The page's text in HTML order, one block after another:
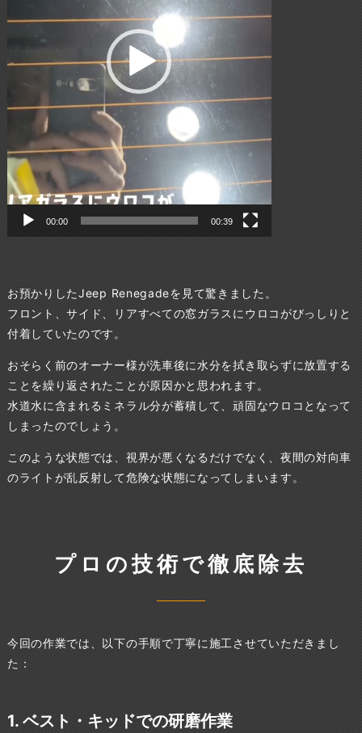
00:00 00:39
お預かりしたJeep Renegadeを見て驚きました。
フロント、サイド、リアすべての窓ガラスにウロコがびっしりと
付着していたのです。
おそらく前のオーナー様が洗車後に水分を拭き取らずに放置する
ことを繰り返されたことが原因かと思われます。
水道水に含まれるミネラル分が蓄積して、頑固なウロコとなって
しまったのでしょう。
このような状態では、視界が悪くなるだけでなく、夜間の対向車
のライトが乱反射して危険な状態になってしまいます。
プロの技術で徹底除去
今回の作業では、以下の手順で丁寧に施工させていただきまし
た：
1. ベスト・キッドでの研磨作業